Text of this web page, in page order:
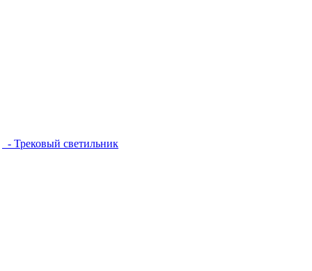
- Трековый светильник